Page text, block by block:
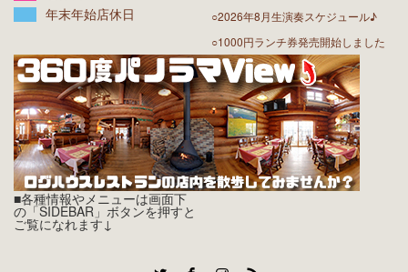
年末年始店休日
○2026年8月生演奏スケジュール♪
○1000円ランチ券発売開始しました
■各種情報やメニューは画面下
の「SIDEBAR」ボタンを押すと
ご覧になれます↓